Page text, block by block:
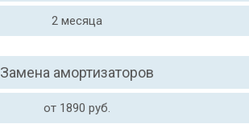
2 месяца
Замена амортизаторов
от 1890 руб.